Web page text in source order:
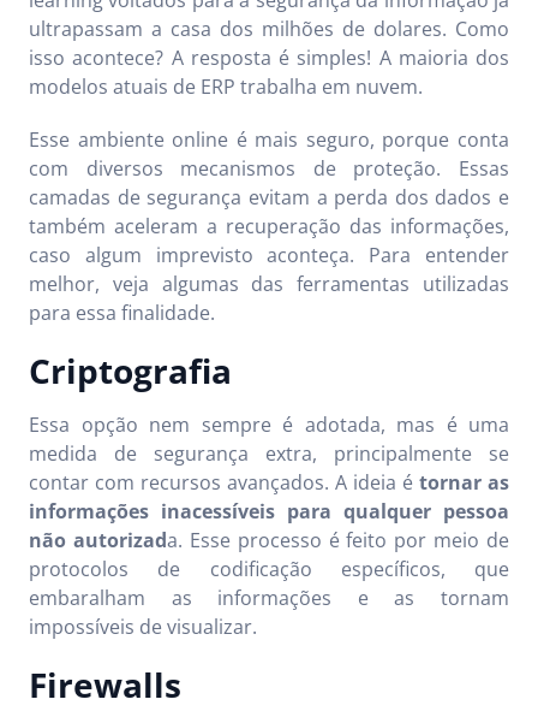
ultrapassam a casa dos milhões de dolares. Como
isso acontece? A resposta é simples! A maioria dos
modelos atuais de ERP trabalha em nuvem.
Esse ambiente online é mais seguro, porque conta
com diversos mecanismos de proteção. Essas
camadas de segurança evitam a perda dos dados e
também aceleram a recuperação das informações,
caso algum imprevisto aconteça. Para entender
melhor, veja algumas das ferramentas utilizadas
para essa finalidade.
Criptografia
Essa opção nem sempre é adotada, mas é uma
medida de segurança extra, principalmente se
contar com recursos avançados. A ideia é tornar as
informações inacessíveis para qualquer pessoa
não autorizada. Esse processo é feito por meio de
protocolos de codificação específicos, que
embaralham as informações e as tornam
impossíveis de visualizar.
Firewalls